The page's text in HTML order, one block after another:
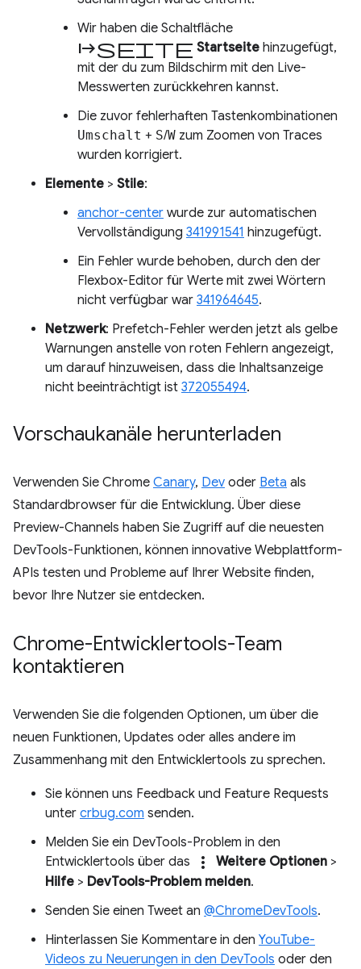
Wir haben die Schaltfläche
Startseite Startseite hinzugefügt,
mit der du zum Bildschirm mit den Live-
Messwerten zurückkehren kannst.
Die zuvor fehlerhaften Tastenkombinationen
Umschalt + S/W zum Zoomen von Traces
wurden korrigiert.
Elemente > Stile:
anchor-center wurde zur automatischen
Vervollständigung 341991541 hinzugefügt.
Ein Fehler wurde behoben, durch den der
Flexbox-Editor für Werte mit zwei Wörtern
nicht verfügbar war 341964645.
Netzwerk: Prefetch-Fehler werden jetzt als gelbe
Warnungen anstelle von roten Fehlern angezeigt,
um darauf hinzuweisen, dass die Inhaltsanzeige
nicht beeinträchtigt ist 372055494.
Vorschaukanäle herunterladen
Verwenden Sie Chrome Canary, Dev oder Beta als
Standardbrowser für die Entwicklung. Über diese
Preview-Channels haben Sie Zugriff auf die neuesten
DevTools-Funktionen, können innovative Webplattform-
APIs testen und Probleme auf Ihrer Website finden,
bevor Ihre Nutzer sie entdecken.
Chrome-Entwicklertools-Team
kontaktieren
Verwenden Sie die folgenden Optionen, um über die
neuen Funktionen, Updates oder alles andere im
Zusammenhang mit den Entwicklertools zu sprechen.
Sie können uns Feedback und Feature Requests
unter crbug.com senden.
Melden Sie ein DevTools-Problem in den
Entwicklertools über das
more_vert Weitere Optionen >
Hilfe > DevTools-Problem melden.
Senden Sie einen Tweet an @ChromeDevTools.
Hinterlassen Sie Kommentare in den YouTube-
Videos zu Neuerungen in den DevTools oder den